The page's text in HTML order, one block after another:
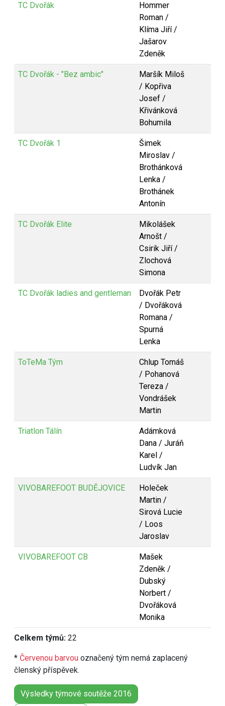
TC Dvořák
Hommer
Roman /
Klíma Jiří /
Jašarov
Zdeněk
TC Dvořák - "Bez ambic"
Maršík Miloš
/ Kopřiva
Josef /
Křivánková
Bohumila
TC Dvořák 1
Šimek
Miroslav /
Brothánková
Lenka /
Brothánek
Antonín
TC Dvořák Elite
Mikolášek
Arnošt /
Csirik Jiří /
Zlochová
Simona
TC Dvořák ladies and gentleman
Dvořák Petr
/ Dvořáková
Romana /
Spurná
Lenka
ToTeMa Tým
Chlup Tomáš
/ Pohanová
Tereza /
Vondrášek
Martin
Triatlon Tálín
Adámková
Dana / Juráň
Karel /
Ludvík Jan
VIVOBAREFOOT BUDĚJOVICE
Holeček
Martin /
Sirová Lucie
/ Loos
Jaroslav
VIVOBAREFOOT CB
Mašek
Zdeněk /
Dubský
Norbert /
Dvořáková
Monika
Celkem týmů: 22
* Červenou barvou označený tým nemá zaplacený
členský příspěvek.
Výsledky týmové soutěže 2016